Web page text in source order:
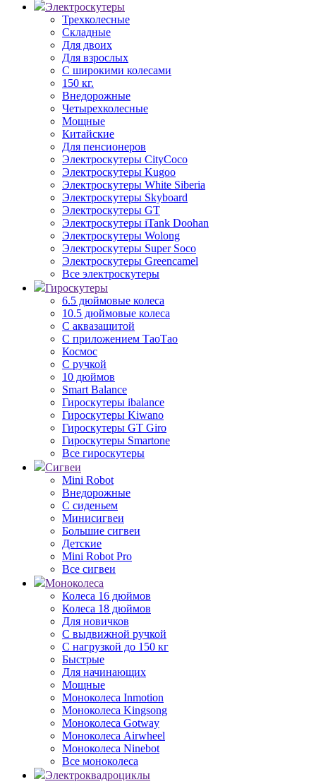
Электроскутеры
Трехколесные
Складные
Для двоих
Для взрослых
С широкими колесами
150 кг.
Внедорожные
Четырехколесные
Мощные
Китайские
Для пенсионеров
Электроскутеры CityCoco
Электроскутеры Kugoo
Электроскутеры White Siberia
Электроскутеры Skyboard
Электроскутеры GT
Электроскутеры iTank Doohan
Электроскутеры Wolong
Электроскутеры Super Soco
Электроскутеры Greencamel
Все электроскутеры
Гироскутеры
6.5 дюймовые колеса
10.5 дюймовые колеса
С аквазащитой
С приложением ТаоТао
Космос
С ручкой
10 дюймов
Smart Balance
Гироскутеры ibalance
Гироскутеры Kiwano
Гироскутеры GT Giro
Гироскутеры Smartone
Все гироскутеры
Сигвеи
Mini Robot
Внедорожные
С сиденьем
Минисигвеи
Большие сигвеи
Детские
Mini Robot Pro
Все сигвеи
Моноколеса
Колеса 16 дюймов
Колеса 18 дюймов
Для новичков
С выдвижной ручкой
С нагрузкой до 150 кг
Быстрые
Для начинающих
Мощные
Моноколеса Inmotion
Моноколеса Kingsong
Моноколеса Gotway
Моноколеса Airwheel
Моноколеса Ninebot
Все моноколеса
Электроквадроциклы